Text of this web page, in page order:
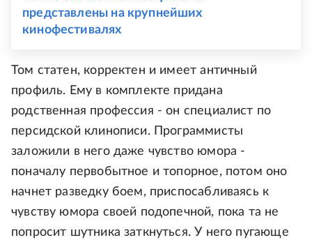
представлены на крупнейших
кинофестивалях
Том статен, корректен и имеет античный
профиль. Ему в комплекте придана
родственная профессия - он специалист по
персидской клинописи. Программисты
заложили в него даже чувство юмора -
поначалу первобытное и топорное, потом оно
начнет разведку боем, приспосабливаясь к
чувству юмора своей подопечной, пока та не
попросит шутника заткнуться. У него пугающе